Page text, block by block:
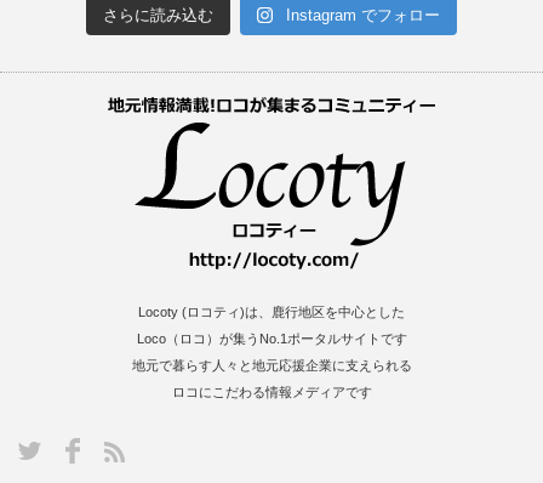
さらに読み込む Instagram でフォロー
Locoty (ロコティ)は、鹿行地区を中心とした
Loco（ロコ）が集うNo.1ポータルサイトです
地元で暮らす人々と地元応援企業に支えられる
ロコにこだわる情報メディアです